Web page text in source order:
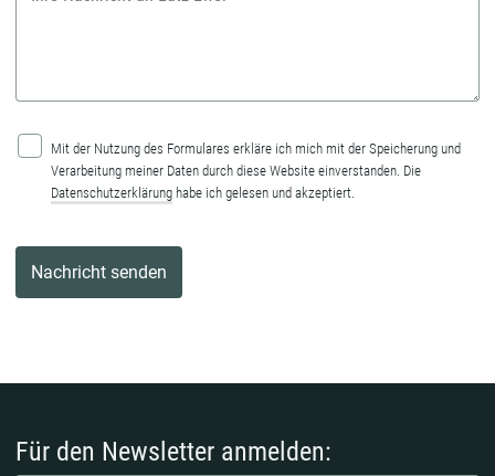
Mit der Nutzung des Formulares erkläre ich mich mit der Speicherung und
Verarbeitung meiner Daten durch diese Website einverstanden. Die
Datenschutzerklärung habe ich gelesen und akzeptiert.
Für den Newsletter anmelden: